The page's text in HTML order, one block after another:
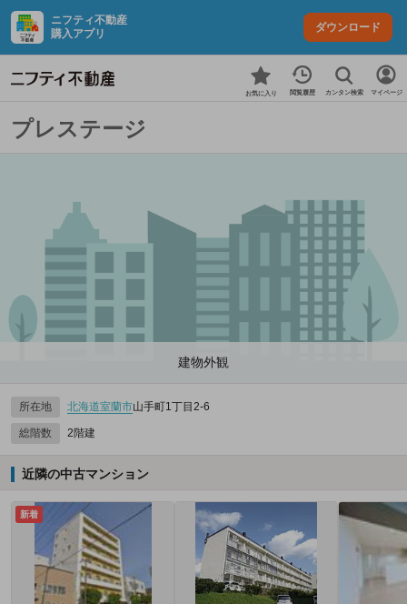
ニフティ不動産
購入アプリ
ダウンロード
お気に入り 閲覧履歴 カンタン検索 マイページ
プレステージ
建物外観
所在地 北海道室蘭市山手町1丁目2-6
総階数 2階建
近隣の中古マンション
新着